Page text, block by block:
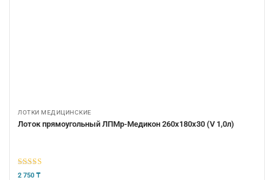
ЛОТКИ МЕДИЦИНСКИЕ
Лоток прямоугольный ЛПМр-Медикон 260х180х30 (V 1,0л)
5 из 5
2 750 ₸